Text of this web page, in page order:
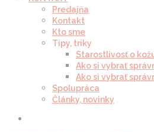
Predajňa
Kontakt
Kto sme
Tipy, triky
Starostlivosť o
Ako si vybrať
Ako si vybrať
Spolupráca
Články, novinky